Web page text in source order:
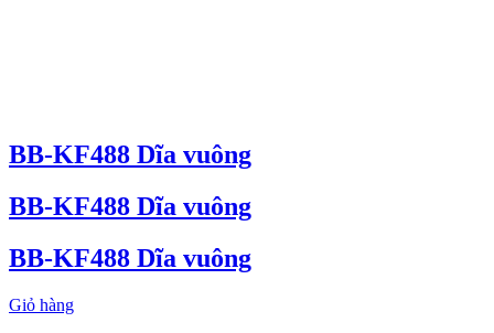
BB-KF488 Dĩa vuông
BB-KF488 Dĩa vuông
BB-KF488 Dĩa vuông
Giỏ hàng